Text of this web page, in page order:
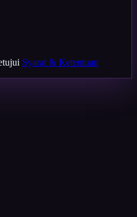
Syarat & Ketentuan